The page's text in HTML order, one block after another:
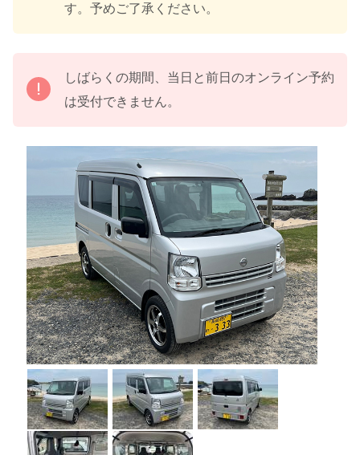
す。予めご了承ください。
しばらくの期間、当日と前日のオンライン予約
は受付できません。